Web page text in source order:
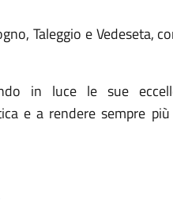
Taleggio e Vedeseta,
in luce le sue
e a rendere sempre